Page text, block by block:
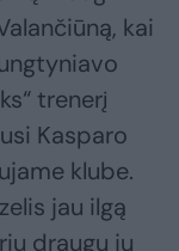
kai
trenerį
Kasparo
klube.
jau ilgą
draugų jų